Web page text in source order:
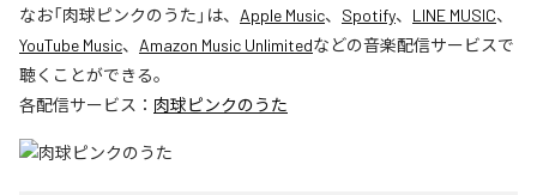
なお「肉球ピンクのうた 」は、 Apple Music、 Spotify、 LINE MUSIC、
YouTube Music、 Amazon Music Unlimitedなどの音楽配信サービスで
聴くことができる。
各配信サービス： 肉球ピンクのうた